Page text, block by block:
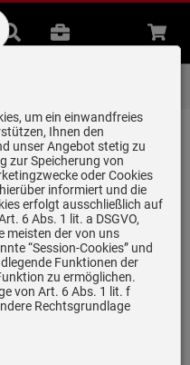
Suche
B2B Beratung
Bewertungen
Artikel
0 Bewertungen
0 Bewertungen
0 Bewertungen
um ein einwandfreies
Ihnen den
unser Angebot stetig zu
zur Speicherung von
oder Cookies
informiert und die
erfolgt ausschließlich auf
6 Abs. 1 lit. a DSGVO,
meisten der von uns
“Session-Cookies” und
Funktionen der
zu ermöglichen.
von Art. 6 Abs. 1 lit. f
Rechtsgrundlage